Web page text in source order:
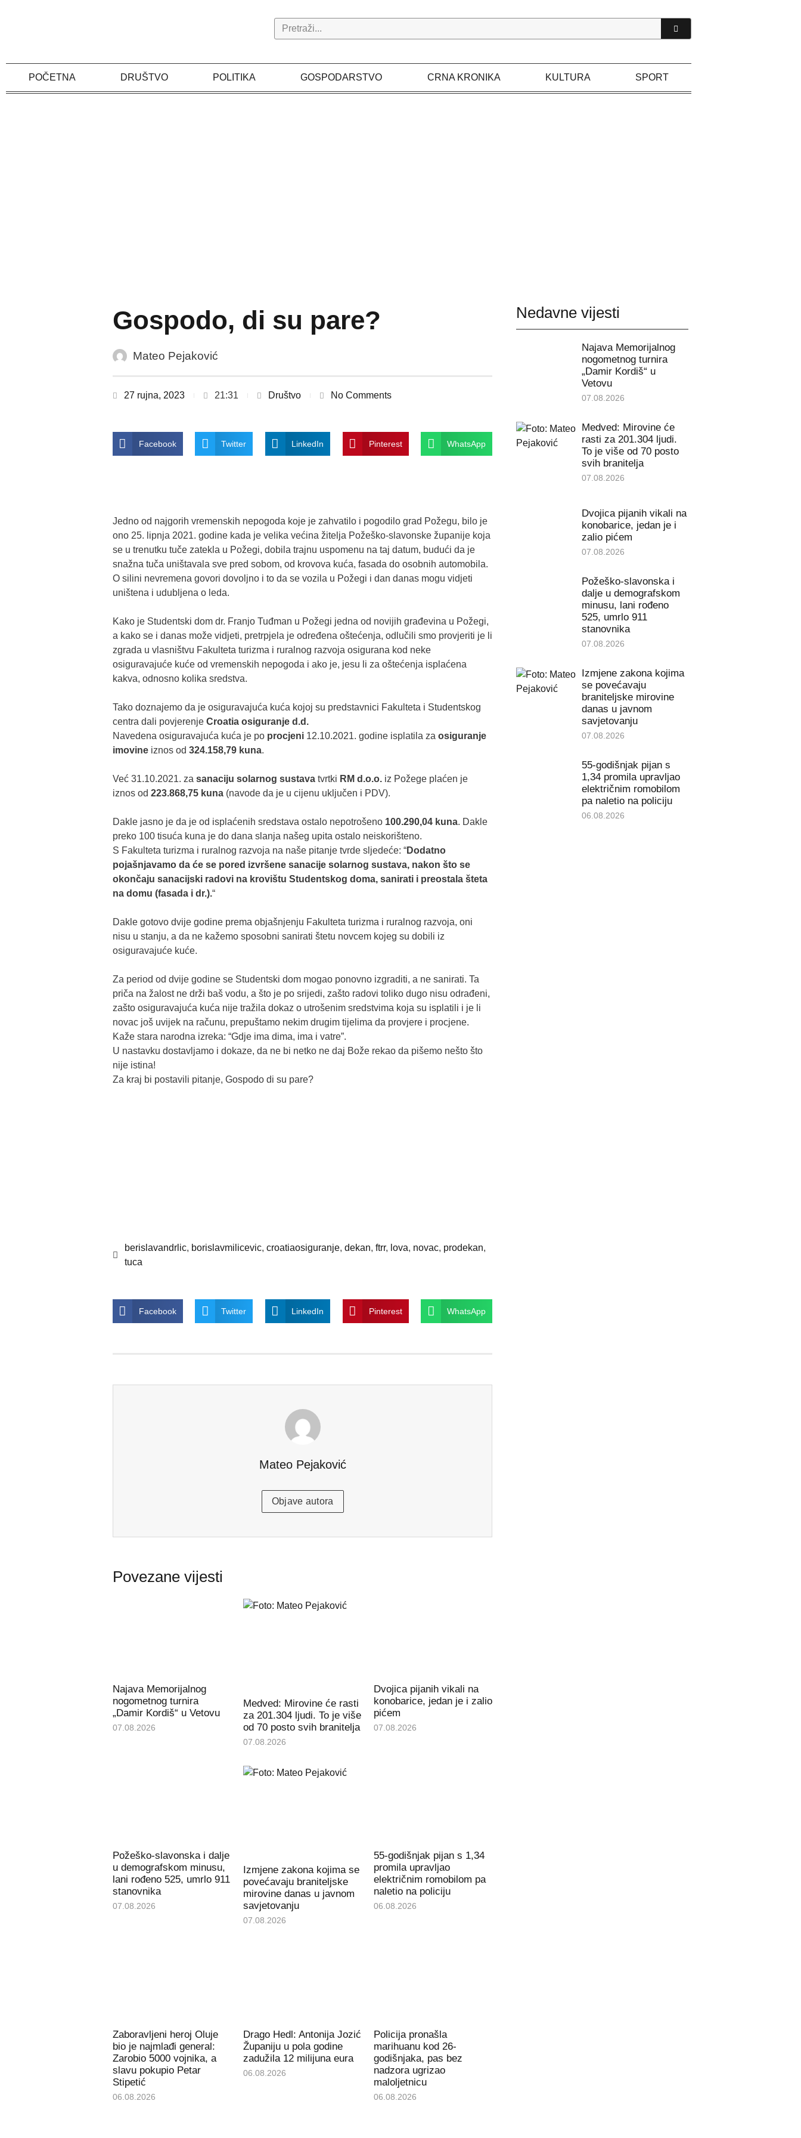
Search
POČETNA DRUŠTVO POLITIKA GOSPODARSTVO CRNA KRONIKA KULTURA SPORT
Gospodo, di su pare?
Mateo Pejaković
27 rujna, 2023 21:31 Društvo No Comments
Facebook Twitter LinkedIn Pinterest WhatsApp
Jedno od najgorih vremenskih nepogoda koje je zahvatilo i pogodilo grad Požegu, bilo je
ono 25. lipnja 2021. godine kada je velika većina žitelja Požeško-slavonske županije koja
se u trenutku tuče zatekla u Požegi, dobila trajnu uspomenu na taj datum, budući da je
snažna tuča uništavala sve pred sobom, od krovova kuća, fasada do osobnih automobila.
O silini nevremena govori dovoljno i to da se vozila u Požegi i dan danas mogu vidjeti
uništena i udubljena o leda.
Kako je Studentski dom dr. Franjo Tuđman u Požegi jedna od novijih građevina u Požegi,
a kako se i danas može vidjeti, pretrpjela je određena oštećenja, odlučili smo provjeriti je li
zgrada u vlasništvu Fakulteta turizma i ruralnog razvoja osigurana kod neke
osiguravajuće kuće od vremenskih nepogoda i ako je, jesu li za oštećenja isplaćena
kakva, odnosno kolika sredstva.
Tako doznajemo da je osiguravajuća kuća kojoj su predstavnici Fakulteta i Studentskog
centra dali povjerenjeCroatia osiguranje d.d.
Navedena osiguravajuća kuća je po procjeni12.10.2021. godine isplatila za osiguranje
imovine iznos od 324.158,79 kuna.
Već 31.10.2021. za sanaciju solarnog sustava tvrtki RM d.o.o.iz Požege plaćen je
iznos od 223.868,75 kuna(navode da je u cijenu uključen i PDV).
Dakle jasno je da je od isplaćenih sredstava ostalo nepotrošeno 100.290,04 kuna. Dakle
preko 100 tisuća kuna je do dana slanja našeg upita ostalo neiskorišteno.
S Fakulteta turizma i ruralnog razvoja na naše pitanje tvrde sljedeće: “Dodatno
pojašnjavamo da će se pored izvršene sanacije solarnog sustava, nakon što se
okončaju sanacijski radovi na krovištu Studentskog doma, sanirati i preostala šteta
na domu (fasada i dr.).“
Dakle gotovo dvije godine prema objašnjenju Fakulteta turizma i ruralnog razvoja, oni
nisu u stanju, a da ne kažemo sposobni sanirati štetu novcem kojeg su dobili iz
osiguravajuće kuće.
Za period od dvije godine se Studentski dom mogao ponovno izgraditi, a ne sanirati. Ta
priča na žalost ne drži baš vodu, a što je po srijedi, zašto radovi toliko dugo nisu odrađeni,
zašto osiguravajuća kuća nije tražila dokaz o utrošenim sredstvima koja su isplatili i je li
novac još uvijek na računu, prepuštamo nekim drugim tijelima da provjere i procjene.
Kaže stara narodna izreka: “Gdje ima dima, ima i vatre”.
U nastavku dostavljamo i dokaze, da ne bi netko ne daj Bože rekao da pišemo nešto što
nije istina!
Za kraj bi postavili pitanje, Gospodo di su pare?
berislavandrlic, borislavmilicevic, croatiaosiguranje, dekan, ftrr, lova, novac, prodekan,
tuca
Facebook Twitter LinkedIn Pinterest WhatsApp
Mateo Pejaković
Objave autora
Povezane vijesti
Najava Memorijalnog
nogometnog turnira
„Damir Kordiš“ u Vetovu
07.08.2026
Medved: Mirovine će rasti
za 201.304 ljudi. To je više
od 70 posto svih branitelja
07.08.2026
Dvojica pijanih vikali na
konobarice, jedan je i zalio
pićem
07.08.2026
Požeško-slavonska i dalje
u demografskom minusu,
lani rođeno 525, umrlo 911
stanovnika
07.08.2026
Izmjene zakona kojima se
povećavaju braniteljske
mirovine danas u javnom
savjetovanju
07.08.2026
55-godišnjak pijan s 1,34
promila upravljao
električnim romobilom pa
naletio na policiju
06.08.2026
Zaboravljeni heroj Oluje
bio je najmlađi general:
Zarobio 5000 vojnika, a
slavu pokupio Petar
Stipetić
06.08.2026
Drago Hedl: Antonija Jozić
Županiju u pola godine
zadužila 12 milijuna eura
06.08.2026
Policija pronašla
marihuanu kod 26-
godišnjaka, pas bez
nadzora ugrizao
maloljetnicu
06.08.2026
Nedavne vijesti
Najava Memorijalnog
nogometnog turnira
„Damir Kordiš“ u
Vetovu
07.08.2026
Medved: Mirovine će
rasti za 201.304 ljudi.
To je više od 70 posto
svih branitelja
07.08.2026
Dvojica pijanih vikali na
konobarice, jedan je i
zalio pićem
07.08.2026
Požeško-slavonska i
dalje u demografskom
minusu, lani rođeno
525, umrlo 911
stanovnika
07.08.2026
Izmjene zakona kojima
se povećavaju
braniteljske mirovine
danas u javnom
savjetovanju
07.08.2026
55-godišnjak pijan s
1,34 promila upravljao
električnim romobilom
pa naletio na policiju
06.08.2026